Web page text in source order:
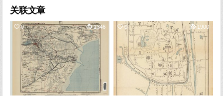
关联文章
0 1346 0 1900